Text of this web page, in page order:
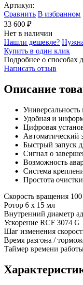
Артикул:
Сравнить В избранном
33 600 ₽
Нет в наличии
Нашли дешевле? Нужна
Купить в один клик
Подробнее о способах
Написать отзыв
Описание
Удобная и
Цифровая
Автоматический
Быстрый запуск
Сигнал о
Возможность
Система
Простота
Скорость вращения
Ротор 6 х 15 мл
Внутренний диаметр
Ускорение RCF 3074 G
Шаг изменения
Время разгона /
Таймер времени